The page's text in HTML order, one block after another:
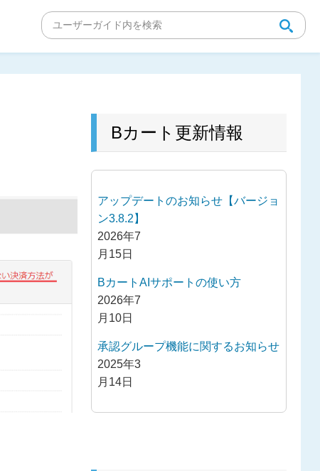
Bカート更新情報
アップデートのお知らせ【バージョ
ン3.8.2】
2026年7
月15日
BカートAIサポートの使い方
2026年7
月10日
承認グループ機能に関するお知らせ
2025年3
月14日